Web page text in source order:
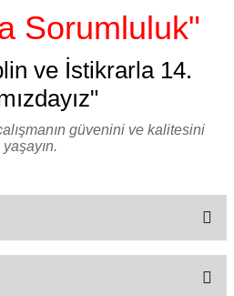
Sorumluluk"
ve İstikrarla 14.
güvenini ve kalitesini
yaşayın.